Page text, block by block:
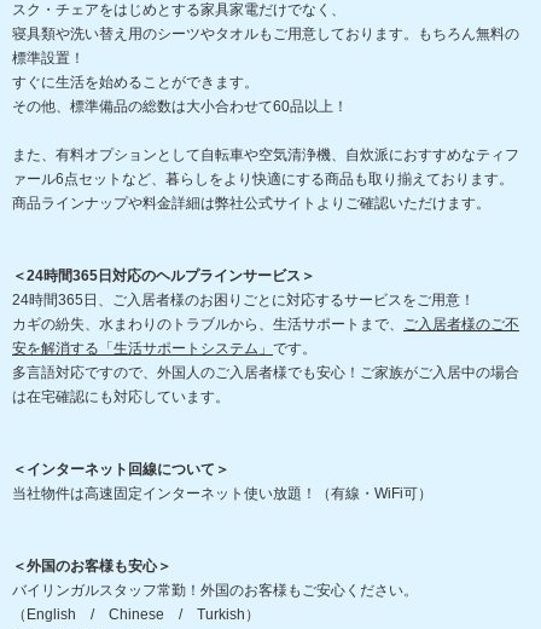
スク・チェアをはじめとする家具家電だけでなく、
寝具類や洗い替え用のシーツやタオルもご用意しております。もちろん無料の
標準設置！
すぐに生活を始めることができます。
その他、標準備品の総数は大小合わせて60品以上！
また、有料オプションとして自転車や空気清浄機、自炊派におすすめなティフ
ァール6点セットなど、暮らしをより快適にする商品も取り揃えております。
商品ラインナップや料金詳細は弊社公式サイトよりご確認いただけます。
＜24時間365日対応のヘルプラインサービス＞
24時間365日、ご入居者様のお困りごとに対応するサービスをご用意！
カギの紛失、水まわりのトラブルから、生活サポートまで、 ご入居者様のご不
安を解消する「生活サポートシステム」 です。
多言語対応ですので、外国人のご入居者様でも安心！ご家族がご入居中の場合
は在宅確認にも対応しています。
＜インターネット回線について＞
当社物件は高速固定インターネット使い放題！（有線・WiFi可）
＜外国のお客様も安心＞
バイリンガルスタッフ常勤！外国のお客様もご安心ください。
（English / Chinese / Turkish）